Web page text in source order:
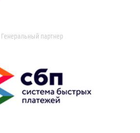
Генеральный партнер